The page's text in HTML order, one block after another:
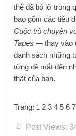
thể đã bỏ lỡ trong
bao gồm các tiêu
Cuộc trò chuyện
Tapes — thay vào
danh sách những
từng để mắt đến
thật của bạn.
Trang: 1 2 3 4 5 6
Post Views: